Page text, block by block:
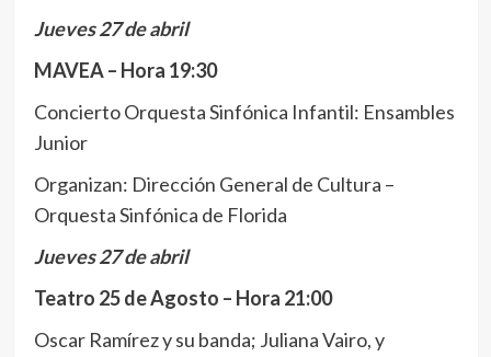
Jueves 27 de abril
MAVEA – Hora 19:30
Concierto Orquesta Sinfónica Infantil: Ensambles
Junior
Organizan: Dirección General de Cultura –
Orquesta Sinfónica de Florida
Jueves 27 de abril
Teatro 25 de Agosto – Hora 21:00
Oscar Ramírez y su banda; Juliana Vairo, y